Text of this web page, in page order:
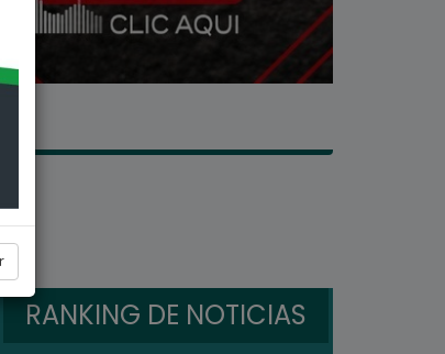
RANKING DE NOTICIAS